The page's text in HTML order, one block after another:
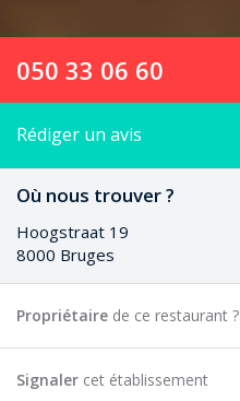
050 33 06 60
Rédiger un avis
Où nous trouver ?
Hoogstraat 19
8000 Bruges
Propriétaire de ce restaurant ?
Signaler cet établissement